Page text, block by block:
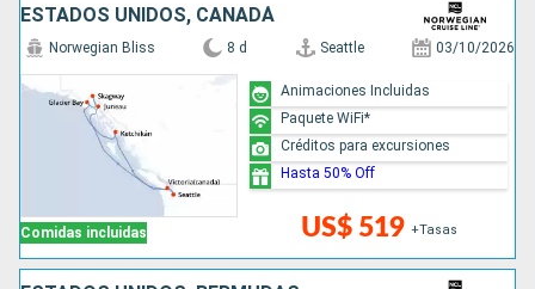
ESTADOS UNIDOS, CANADÁ
Comidas incluidas
Norwegian Bliss 8 d Seattle 03/10/2026
US$ 519 +Tasas
Animaciones Incluidas
Paquete WiFi*
Créditos para excursiones
Hasta 50% Off